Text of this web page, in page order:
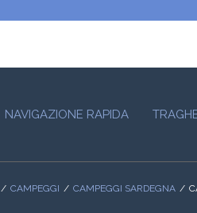
NAVIGAZIONE RAPIDA
CAMPEGGI CAMPEGGI SARDEGNA